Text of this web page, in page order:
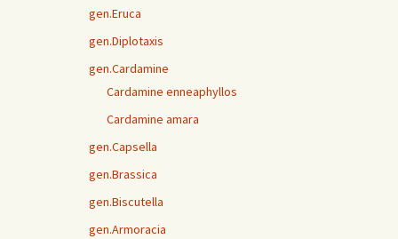
gen.Eruca
gen.Diplotaxis
gen.Cardamine
Cardamine enneaphyllos
Cardamine amara
gen.Capsella
gen.Brassica
gen.Biscutella
gen.Armoracia